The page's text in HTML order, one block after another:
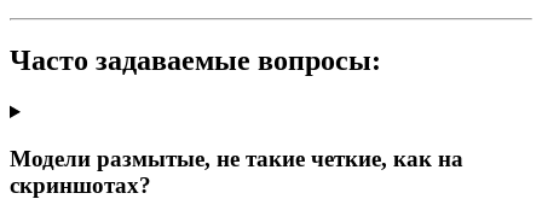
Часто задаваемые вопросы:
Модели размытые, не такие четкие, как на
скриншотах?